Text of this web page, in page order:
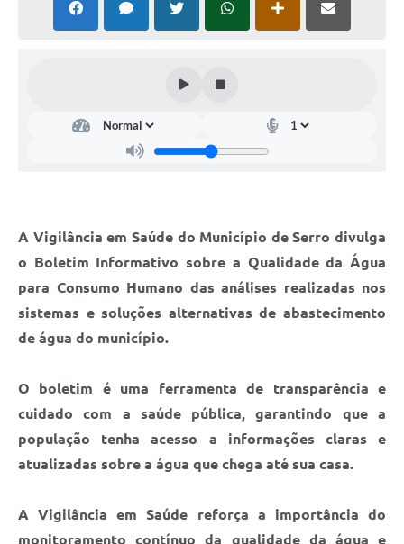
Emissão de Contracheque
Chamamento Público
Arquivos para Download
SIC
Jornal
Links
Audiências Públicas
Galeria de Vídeos
A Vigilância em Saúde do Município de Serro divulga
o Boletim Informativo sobre a Qualidade da Água
para Consumo Humano das análises realizadas nos
sistemas e soluções alternativas de abastecimento
de água do município.
O boletim é uma ferramenta de transparência e
cuidado com a saúde pública, garantindo que a
população tenha acesso a informações claras e
atualizadas sobre a água que chega até sua casa.
A Vigilância em Saúde reforça a importância do
monitoramento contínuo da qualidade da água e